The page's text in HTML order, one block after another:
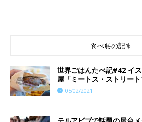
食べ物の記事
世界ごはんたべ記#42 イ
屋「ミートス・ストリート
05/02/2021